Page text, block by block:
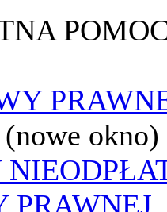
(nowe okno)
PRAWNEJ,